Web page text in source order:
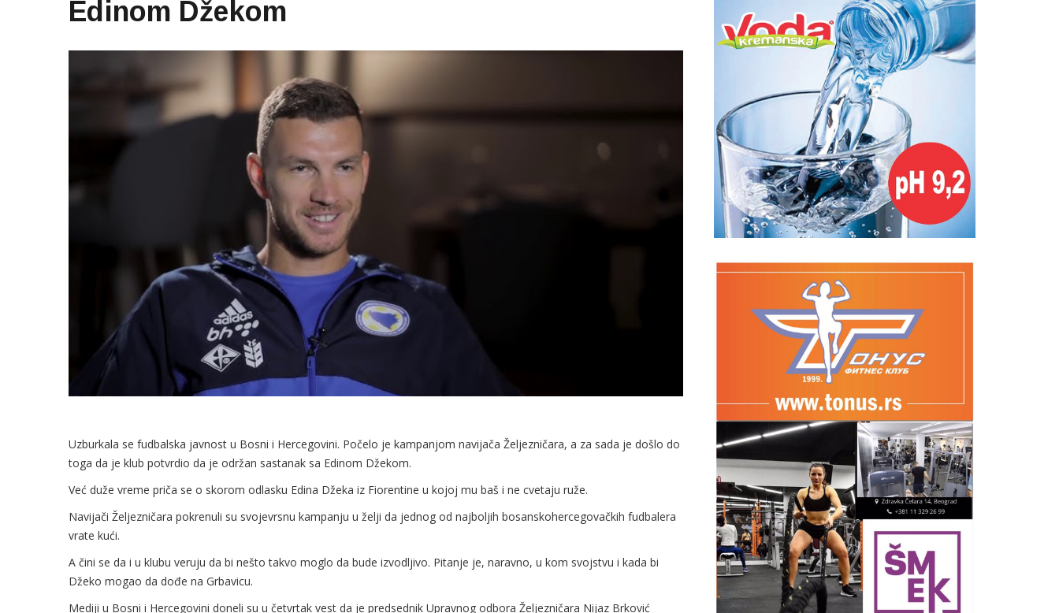
Edinom Džekom
Uzburkala se fudbalska javnost u Bosni i Hercegovini. Počelo je kampanjom navijača Željezničara, a za sada je došlo do
toga da je klub potvrdio da je održan sastanak sa Edinom Džekom.
Već duže vreme priča se o skorom odlasku Edina Džeka iz Fiorentine u kojoj mu baš i ne cvetaju ruže.
Navijači Željezničara pokrenuli su svojevrsnu kampanju u želji da jednog od najboljih bosanskohercegovačkih fudbalera
vrate kući.
A čini se da i u klubu veruju da bi nešto takvo moglo da bude izvodljivo. Pitanje je, naravno, u kom svojstvu i kada bi
Džeko mogao da dođe na Grbavicu.
Mediji u Bosni i Hercegovini doneli su u četvrtak vest da je predsednik Upravnog odbora Željezničara Nijaz Brković